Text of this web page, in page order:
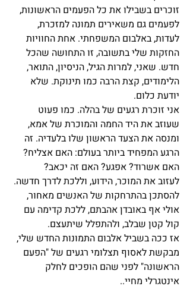
זוכרים בשבילו את כל הפעמים הראשונות,
לפעמים גם משאירים תמונה למזכרת,
לעדות, באלבום המשפחתי. אחת החוויות
החזקות שלי בתשובה, זו התחושה שהכל
חדש. שאני, למרות הגיל, הניסיון, התואר,
הלימודים, קצת הרבה כמו תינוקת. שלא
יודעת כלום.
אני זוכרת רגעים של בהלה. כמו פעוט
שעוזב את היד החמה והמוכרת של אמא,
ומנסה את הצעד הראשון שלו בלעדיה. זה
הרגע המפחיד ביותר בעולם: האם אצליח?
האם אשרוד? אפגע? האם זה יכאב?
לעזוב את המוכר, הידוע, וללכת לדרך חדשה.
להסתכן בהתרחקות של האנשים מאחור,
אולי אף באובדן אהבתם, ללכת קדימה עם
קול קטן שבלב, ולהתפלל שיתעצם.
אז ככה בשביל אלבום התמונות החדש שלי,
מבקשת לאסוף תצלומי רגעים של "הפעם
הראשונה" לפני שהם הופכים לחלק
אינטגרלי מחיי..